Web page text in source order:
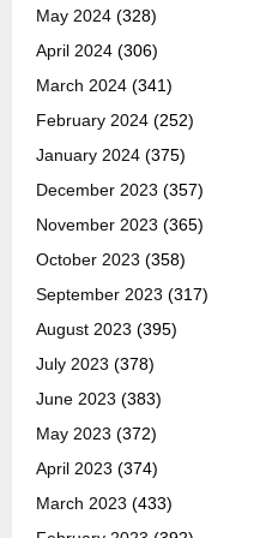
May 2024 (328)
April 2024 (306)
March 2024 (341)
February 2024 (252)
January 2024 (375)
December 2023 (357)
November 2023 (365)
October 2023 (358)
September 2023 (317)
August 2023 (395)
July 2023 (378)
June 2023 (383)
May 2023 (372)
April 2023 (374)
March 2023 (433)